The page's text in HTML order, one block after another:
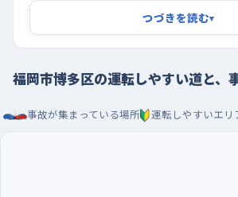
ろから来た車が戸惑う原因になる。慣れるま
抜けようとせず、左折を組み合わせて回り
楽。上川端町の祇園町西交差点まわりは、
歩く人や停まる車が多いので、練習の途中で
つづきを読む▾
福岡市博多区の運転しやすい道と、
事故が集まっている場所 運転しやすいエリ